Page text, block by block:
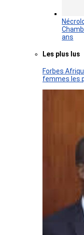
ans
Les plus lus
Forbes
femmes les